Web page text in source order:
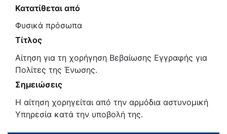
Κατατίθεται από
Φυσικά πρόσωπα
Τίτλος
Αίτηση για τη χορήγηση Βεβαίωσης Εγγραφής για
Πολίτες της Ένωσης.
Σημειώσεις
Η αίτηση χορηγείται από την αρμόδια αστυνομική
Υπηρεσία κατά την υποβολή της.